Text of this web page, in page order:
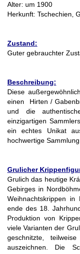
Alter: um 1900
Herkunft: Tschechien,
Zustand:
Guter gebrauchter
Beschreibung:
Diese
einen Hirten /
und die
einzigartigen
ein echtes Unikat
hochwertige
Grulicher
Grulich das heutige
Gebirges in
Weihnachtskrippen
ende des 18.
Produktion von
viele Varianten der
geschnitzte,
auszeichnen. Die